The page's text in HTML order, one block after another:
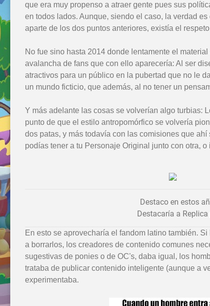
que era muy propenso a atraer gente pues sus
en todos lados. Aunque, siendo el caso, la verdad
aparte de los dos puntos anteriores, existía el
No fue sino hasta 2014 donde lentamente el
avalancha de fans que con ello aparecería: Al ser
atractivos para un público en la pubertad que no le
un mundo ficticio, que además, al no tener un
Y más adelante las cosas se volverían algo turbias:
punto de que el estilo antropomórfico se volvería
dos patas, y más todavía con las comisiones que
podías tener a tu Personaje Original junto con otra,
Destaco en estos
Destacaría a
En esto se aprovecharía el fandom latino también.
a borrarlos, los creadores de contenido comunes
sugestivas de ponies o de OC's, daba igual, los
trataba de publicar contenido inteligente (aunque a
experimentaba.